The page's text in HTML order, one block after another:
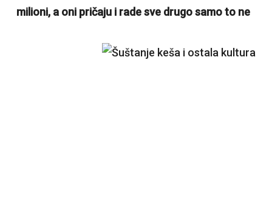
milioni, a oni pričaju i rade sve drugo samo to ne